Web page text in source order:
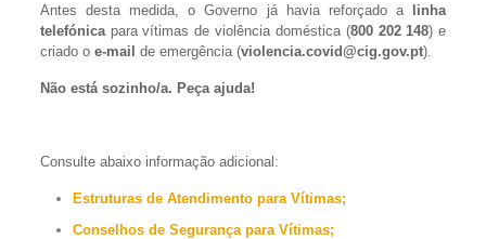
Antes desta medida, o Governo já havia reforçado a linha
telefónicapara vítimas de violência doméstica (800 202 148) e
criado o e-mail de emergência (violencia.covid@cig.gov.pt).
Não está sozinho/a. Peça ajuda!
Consulte abaixo informação adicional:
Estruturas de Atendimento para Vítimas;
Conselhos de Segurança para Vítimas;